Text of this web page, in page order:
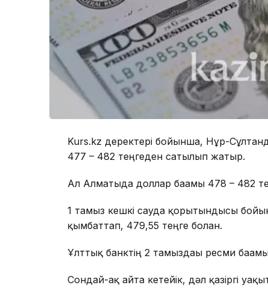
Kurs.kz деректері бойынша, Нұр-
477 – 482 теңгеден сатылып жатыр.
Ал Алматыда доллар бағамы 478 – 482
1 тамыз кешкі сауда қорытындысы
қымбаттап, 479,55 теңге болған.
Ұлттық банктің 2 тамыздағы ресми
Сондай-ақ айта кетейік, дәл қазіргі